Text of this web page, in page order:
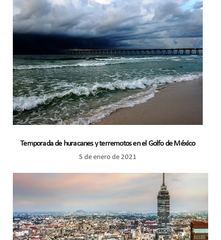
Temporada de huracanes y terremotos en el Golfo de México
5 de enero de 2021